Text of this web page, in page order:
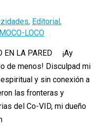
, Editorial,
MOCO-LOCO
EN LA PARED ¡Ay
de menos! Disculpad mi
y sin conexión a
las fronteras y
del Co-VID, mi dueño